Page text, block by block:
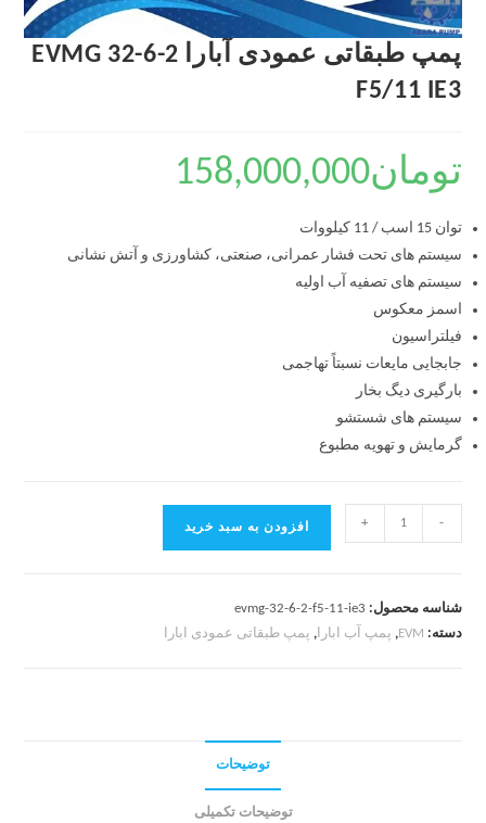
پمپ طبقاتی عمودی آبارا EVMG 32-6-2
F5/11 IE3
تومان158,000,000
توان 15 اسب / 11 کیلووات
سیستم های تحت فشار عمرانی، صنعتی، کشاورزی و آتش نشانی
سیستم های تصفیه آب اولیه
اسمز معکوس
فیلتراسیون
جابجایی مایعات نسبتاً تهاجمی
بارگیری دیگ بخار
سیستم های شستشو
گرمایش و تهویه مطبوع
-
+ افزودن به سبد خرید
شناسه محصول: evmg-32-6-2-f5-11-ie3
دسته: EVM
, پمپ آب ابارا, پمپ طبقاتی عمودی ابارا
توضیحات
توضیحات تکمیلی